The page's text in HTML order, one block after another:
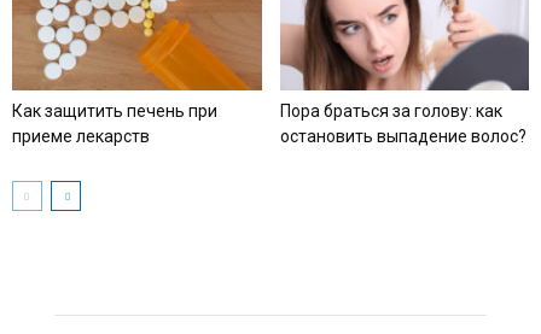
Как защитить печень при
приеме лекарств
Пора браться за голову: как
остановить выпадение волос?